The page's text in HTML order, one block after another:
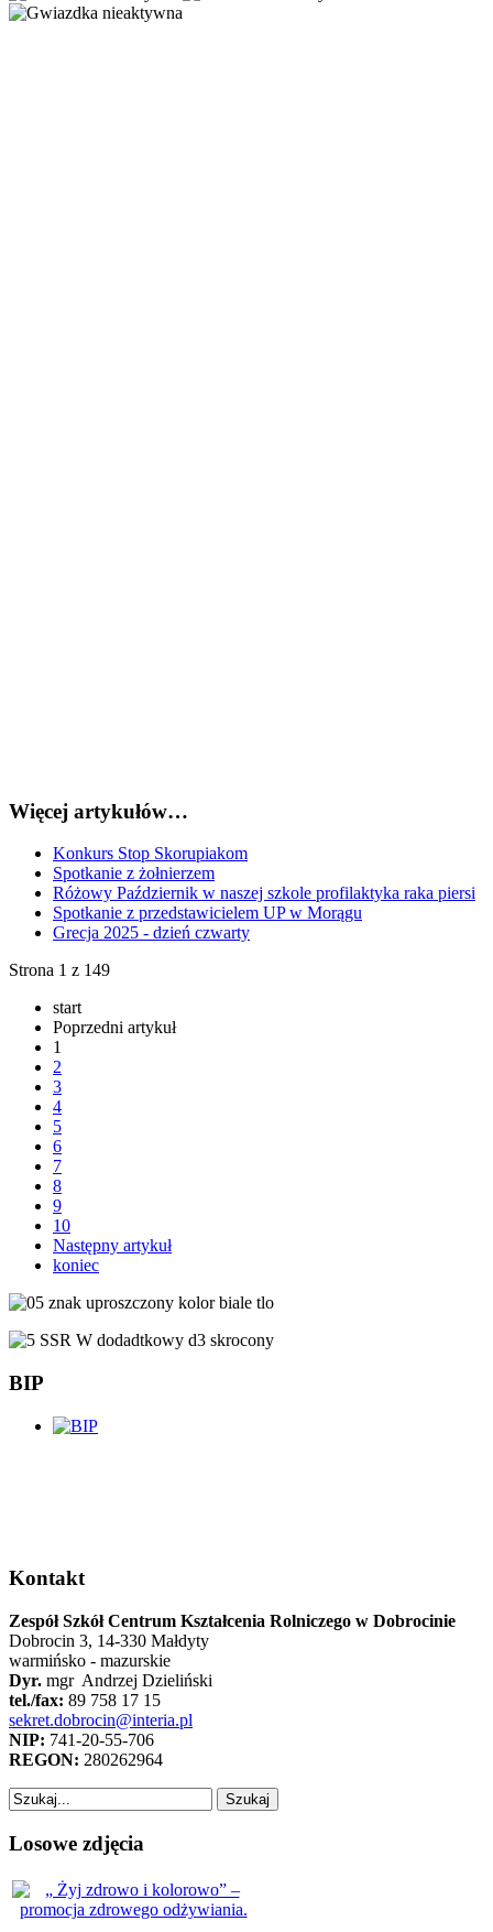
Więcej artykułów…
Konkurs Stop Skorupiakom
Spotkanie z żołnierzem
Różowy Październik w naszej szkole profilaktyka raka piersi
Spotkanie z przedstawicielem UP w Morągu
Grecja 2025 - dzień czwarty
Strona 1 z 149
start
Poprzedni artykuł
1
2
3
4
5
6
7
8
9
10
Następny artykuł
koniec
BIP
Kontakt
Zespół Szkół Centrum Kształcenia Rolniczego w Dobrocinie
Dobrocin 3, 14-330 Małdyty
warmińsko - mazurskie
Dyr. mgr Andrzej Dzieliński
tel./fax: 89 758 17 15
sekret.dobrocin@interia.pl
NIP: 741-20-55-706
REGON: 280262964
Losowe zdjęcia